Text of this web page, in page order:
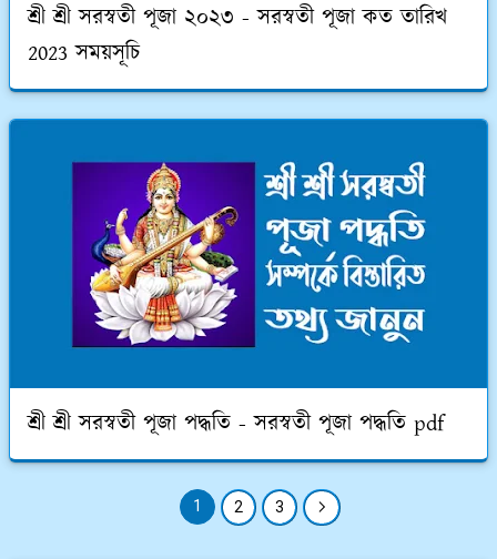
শ্রী শ্রী সরস্বতী পূজা ২০২৩ - সরস্বতী পূজা কত তারিখ
2023 সময়সূচি
শ্রী শ্রী সরস্বতী পূজা পদ্ধতি - সরস্বতী পূজা পদ্ধতি pdf
1 2 3